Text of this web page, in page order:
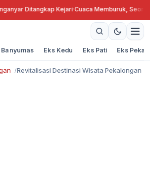
Ditangkap Kejari·Cuaca Memburuk, Seorang
Banyumas Eks Kedu Eks Pati Eks
Revitalisasi Destinasi Wisata Pekalongan